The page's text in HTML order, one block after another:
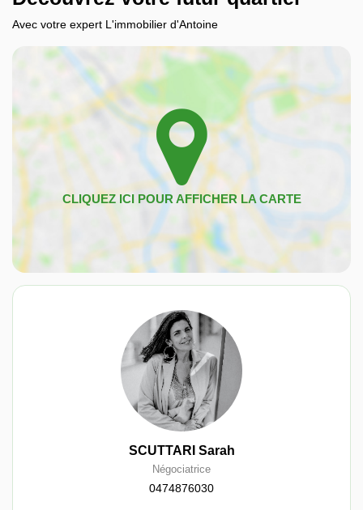
Avec votre expert L'immobilier d'Antoine
SCUTTARI Sarah
Négociatrice
0474876030